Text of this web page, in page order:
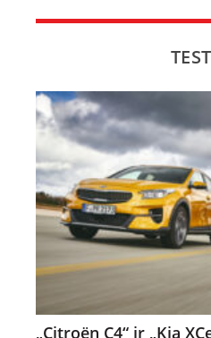
„Citroën C4“ ir „Kia